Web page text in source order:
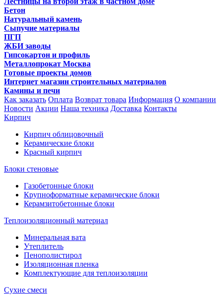
Бетон
Натуральный камень
Сыпучие материалы
ПГП
ЖБИ заводы
Гипсокартон и профиль
Металлопрокат Москва
Готовые проекты домов
Интернет магазин строительных материалов
Камины и печи
Как заказать Оплата Возврат товара Информация О компании
Новости Акции Наша техника Доставка Контакты
Кирпич
Кирпич облицовочный
Керамические блоки
Красный кирпич
Блоки стеновые
Газобетонные блоки
Крупноформатные керамические блоки
Керамзитобетонные блоки
Теплоизоляционный материал
Минеральная вата
Утеплитель
Пенополистирол
Изоляционная пленка
Комплектующие для теплоизоляции
Сухие смеси